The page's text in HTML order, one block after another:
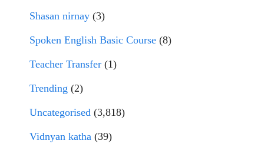
Shasan nirnay (3)
Spoken English Basic Course (8)
Teacher Transfer (1)
Trending (2)
Uncategorised (3,818)
Vidnyan katha (39)